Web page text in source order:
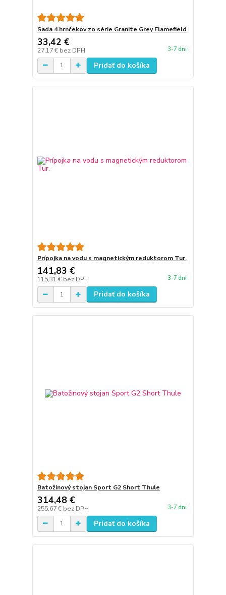
Sada 4 hrnčekov zo série Granite Grey Flamefield
33,42 €
27,17 € bez DPH 3-7 dni
Pridať do košíka
Prípojka na vodu s magnetickým reduktorom Tur.
141,83 €
115,31 € bez DPH 3-7 dni
Pridať do košíka
Batožinový stojan Sport G2 Short Thule
314,48 €
255,67 € bez DPH 3-7 dni
Pridať do košíka